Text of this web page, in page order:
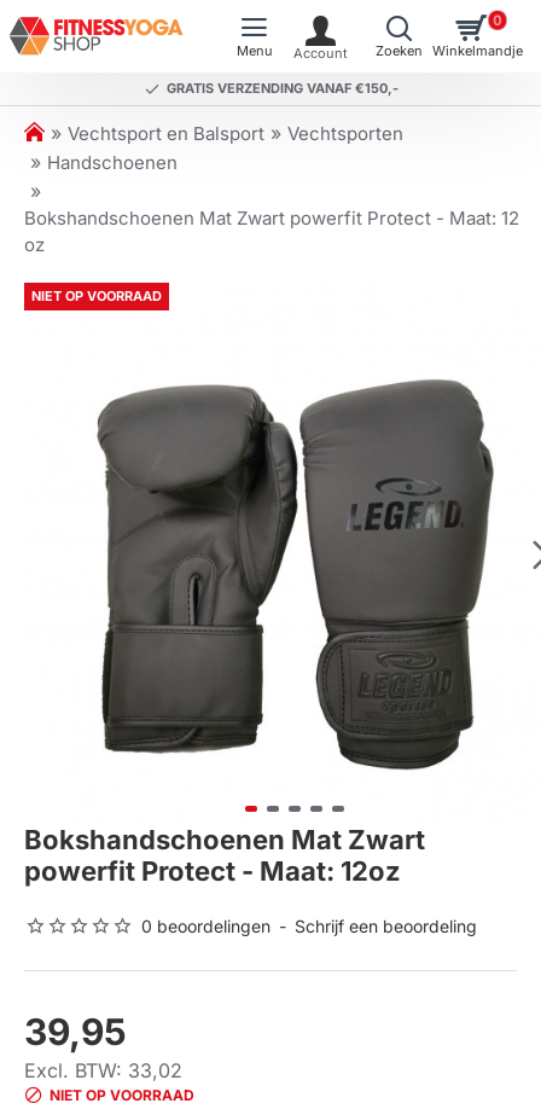
GRATIS VERZENDING VANAF €150,-
0
h
o
e
Vechtsport en Balsport
Vechtsporten
Handschoenen
Bokshandschoenen Mat Zwart powerfit Protect - Maat: 12
oz
NIET OP VOORRAAD
Bokshandschoenen Mat Zwart
powerfit Protect - Maat: 12oz
0 beoordelingen - Schrijf een beoordeling
39,95
Excl. BTW: 33,02
NIET OP VOORRAAD